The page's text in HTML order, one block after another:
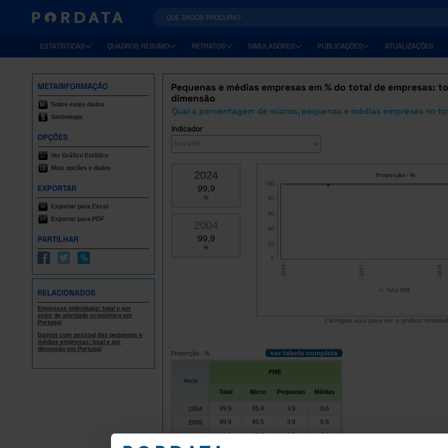
ESTATÍSTICAS QUADROS RESUMO RETRATOS SIMULADORES PUBLICAÇÕES ATUALIZAÇÕES
METAINFORMAÇÃO
Sobre estes dados
Simbologia
OPÇÕES
Ver Gráfico Estático
Mais opções e dados
EXPORTAR
Exportar para Excel
Exportar para PDF
PARTILHAR
RELACIONADOS
Empresas individuais: total e por
setor de atividade económica em
Portugal
Gastos com pessoal das pequenas e
médias empresas: total e por
dimensão em Portugal
Pequenas e médias empresas em % do total de empresas:
dimensão
Qual a percentagem de micros, pequenas e médias empresas no
Indicador
2024
99,9
%
2004
99,9
%
- 2004 - - 2011 - - 2018 -
Proporção - %
0
20
40
60
80
100
Total PME
Carregue aqui para ver o gráfico
Proporção - % ver tabela completa
Anos
PME
Total Micro Pequenas Médias
2004 99,9 95,4 3,9
0,6
2005
99,9 95,5 3,8
0,6
99,9 95,5 3,9
0,6